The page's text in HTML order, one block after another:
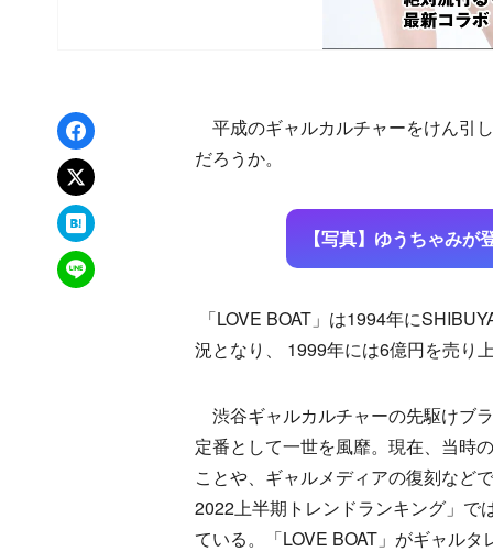
Facebookでシェア
xでポスト
はてなブックマーク
LINEで送る
平成のギャルカルチャーをけん引
だろうか。
【写真】ゆうちゃみ
「LOVE BOAT」は1994年に
況となり、 1999年には6億円を売り
渋谷ギャルカルチャーの先駆けブ
定番として一世を風靡。現在、当時
ことや、ギャルメディアの復刻など
2022上半期トレンドランキング」で
ている。「LOVE BOAT」がギャル